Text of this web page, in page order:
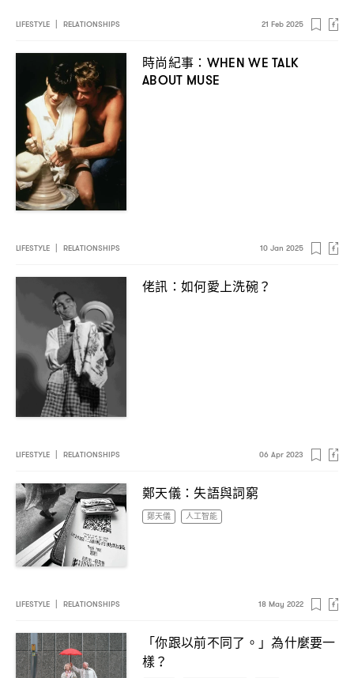
LIFESTYLE | RELATIONSHIPS 21 Feb 2025
時尚紀事 ：WHEN WE TALK
ABOUT MUSE
LIFESTYLE RELATIONSHIPS 10 Jan 2025
佬訊 ： 如何愛上洗碗？
LIFESTYLE RELATIONSHIPS 06 Apr 2023
鄭天儀： 失語與詞窮
鄭天儀 人工智能
LIFESTYLE RELATIONSHIPS 18 May 2022
「你跟以前不同了。」為什麼要一
樣？